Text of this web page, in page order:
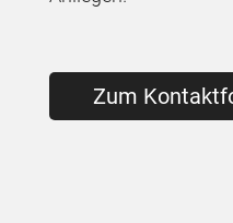
Zum